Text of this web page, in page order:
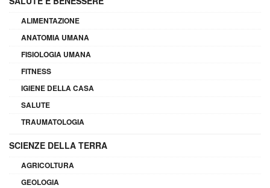
ALIMENTAZIONE
ANATOMIA UMANA
FISIOLOGIA UMANA
FITNESS
IGIENE DELLA CASA
SALUTE
TRAUMATOLOGIA
SCIENZE DELLA TERRA
AGRICOLTURA
GEOLOGIA